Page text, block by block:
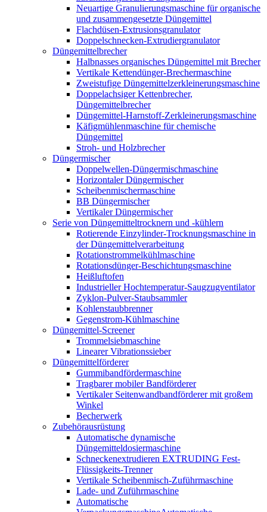
Neuartige Granulierungsmaschine für organische
und zusammengesetzte Düngemittel
Flachdüsen-Extrusionsgranulator
Doppelschnecken-Extrudiergranulator
Düngemittelbrecher
Halbnasses organisches Düngemittel mit Brecher
Vertikale Kettendünger-Brechermaschine
Zweistufige Düngemittelzerkleinerungsmaschine
Doppelachsiger Kettenbrecher,
Düngemittelbrecher
Düngemittel-Harnstoff-Zerkleinerungsmaschine
Käfigmühlenmaschine für chemische
Düngemittel
Stroh- und Holzbrecher
Düngermischer
Doppelwellen-Düngermischmaschine
Horizontaler Düngermischer
Scheibenmischermaschine
BB Düngermischer
Vertikaler Düngermischer
Serie von Düngemitteltrocknern und -kühlern
Rotierende Einzylinder-Trocknungsmaschine in
der Düngemittelverarbeitung
Rotationstrommelkühlmaschine
Rotationsdünger-Beschichtungsmaschine
Heißluftofen
Industrieller Hochtemperatur-Saugzugventilator
Zyklon-Pulver-Staubsammler
Kohlenstaubbrenner
Gegenstrom-Kühlmaschine
Düngemittel-Screener
Trommelsiebmaschine
Linearer Vibrationssieber
Düngemittelförderer
Gummibandfördermaschine
Tragbarer mobiler Bandförderer
Vertikaler Seitenwandbandförderer mit großem
Winkel
Becherwerk
Zubehörausrüstung
Automatische dynamische
Düngemitteldosiermaschine
Schneckenextrudieren EXTRUDING Fest-
Flüssigkeits-Trenner
Vertikale Scheibenmisch-Zuführmaschine
Lade- und Zuführmaschine
Automatische